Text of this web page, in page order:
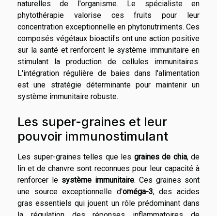
naturelles de l'organisme. Le spécialiste en
phytothérapie valorise ces fruits pour leur
concentration exceptionnelle en phytonutriments. Ces
composés végétaux bioactifs ont une action positive
sur la santé et renforcent le système immunitaire en
stimulant la production de cellules immunitaires.
L'intégration régulière de baies dans l'alimentation
est une stratégie déterminante pour maintenir un
système immunitaire robuste.
Les super-graines et leur
pouvoir immunostimulant
Les super-graines telles que les graines de chia, de
lin et de chanvre sont reconnues pour leur capacité à
renforcer le système immunitaire. Ces graines sont
une source exceptionnelle d'oméga-3, des acides
gras essentiels qui jouent un rôle prédominant dans